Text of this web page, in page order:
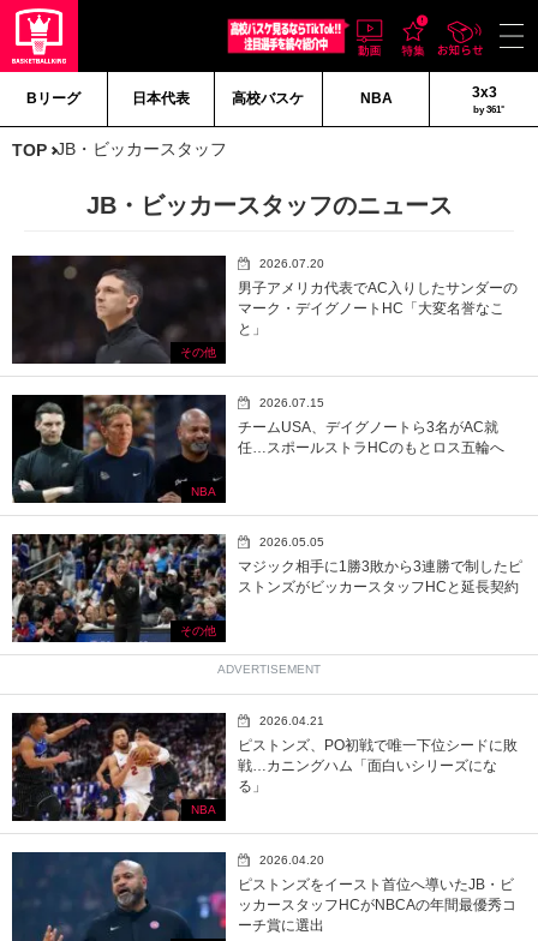
Bリーグ 日本代表 高校バスケ NBA 3x3
by 361°
TOP JB・ビッカースタッフ
JB・ビッカースタッフのニュース
その他
2026.07.20
男子アメリカ代表でAC入りしたサンダーの
マーク・デイグノートHC「大変名誉なこ
と」
NBA
2026.07.15
チームUSA、デイグノートら3名がAC就
任…スポールストラHCのもとロス五輪へ
その他
2026.05.05
マジック相手に1勝3敗から3連勝で制したピ
ストンズがビッカースタッフHCと延長契約
ADVERTISEMENT
NBA
2026.04.21
ピストンズ、PO初戦で唯一下位シードに敗
戦…カニングハム「面白いシリーズにな
る」
2026.04.20
ピストンズをイースト首位へ導いたJB・ビ
ッカースタッフHCがNBCAの年間最優秀コ
ーチ賞に選出